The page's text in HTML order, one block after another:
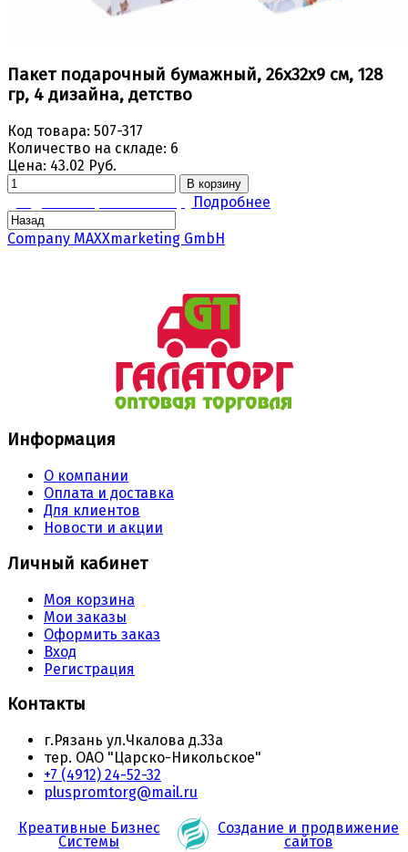
Пакет подарочный бумажный, 26x32x9 см, 128
гр, 4 дизайна, детство
Код товара: 507-317
Количество на складе: 6
Цена: 43.02 Руб.
В корзину
Подробнее
Company MAXXmarketing GmbH
Информация
О компании
Оплата и доставка
Для клиентов
Новости и акции
Личный кабинет
Моя корзина
Мои заказы
Оформить заказ
Вход
Регистрация
Контакты
г.Рязань ул.Чкалова д.33а
тер. ОАО "Царско-Никольское"
+7 (4912) 24-52-32
pluspromtorg@mail.ru
Креативные Бизнес
Системы
Создание и продвижение
сайтов